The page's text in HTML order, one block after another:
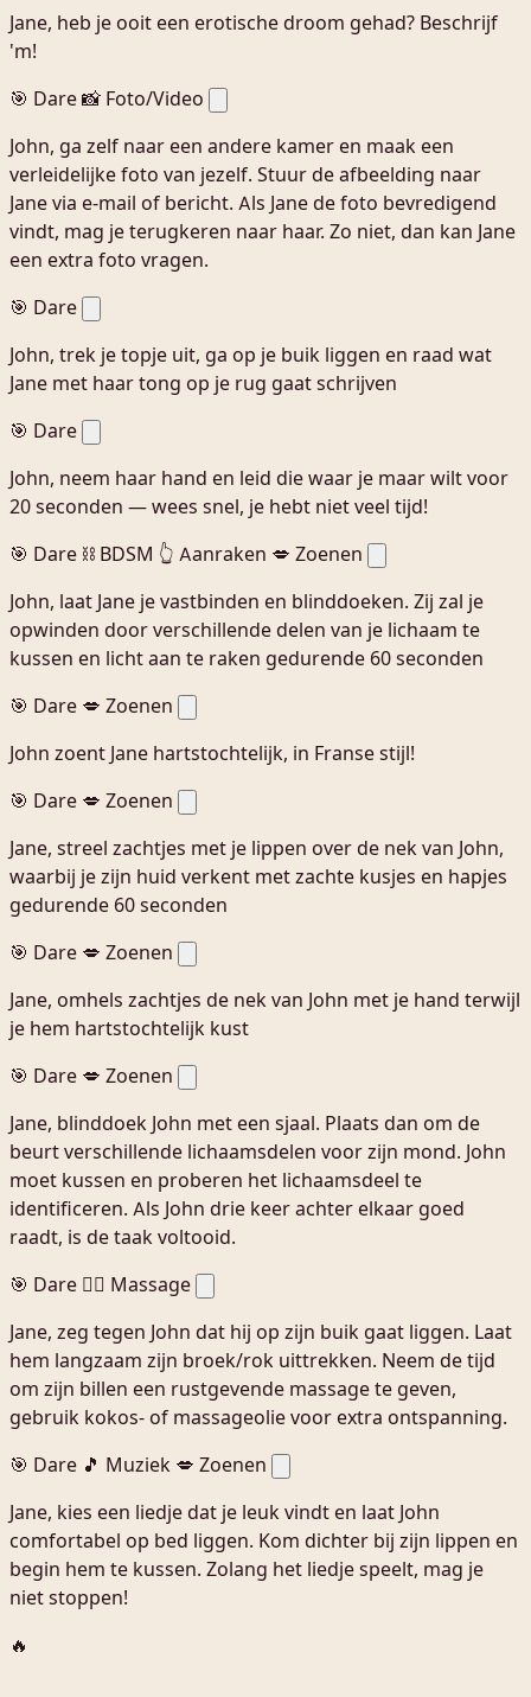
Jane, heb je ooit een erotische droom gehad? Beschrijf
'm!
🎯 Dare📸 Foto/Video
John, ga zelf naar een andere kamer en maak een
verleidelijke foto van jezelf. Stuur de afbeelding naar
Jane via e-mail of bericht. Als Jane de foto bevredigend
vindt, mag je terugkeren naar haar. Zo niet, dan kan Jane
een extra foto vragen.
🎯 Dare
John, trek je topje uit, ga op je buik liggen en raad wat
Jane met haar tong op je rug gaat schrijven
🎯 Dare
John, neem haar hand en leid die waar je maar wilt voor
20 seconden — wees snel, je hebt niet veel tijd!
🎯 Dare ⛓️ BDSM 👆 Aanraken 💋 Zoenen
John, laat Jane je vastbinden en blinddoeken. Zij zal je
opwinden door verschillende delen van je lichaam te
kussen en licht aan te raken gedurende 60 seconden
🎯 Dare 💋 Zoenen
John zoent Jane hartstochtelijk, in Franse stijl!
🎯 Dare 💋 Zoenen
Jane, streel zachtjes met je lippen over de nek van John,
waarbij je zijn huid verkent met zachte kusjes en hapjes
gedurende 60 seconden
🎯 Dare 💋 Zoenen
Jane, omhels zachtjes de nek van John met je hand terwijl
je hem hartstochtelijk kust
🎯 Dare 💋 Zoenen
Jane, blinddoek John met een sjaal. Plaats dan om de
beurt verschillende lichaamsdelen voor zijn mond. John
moet kussen en proberen het lichaamsdeel te
identificeren. Als John drie keer achter elkaar goed
raadt, is de taak voltooid.
🎯 Dare 💆‍♀️ Massage
Jane, zeg tegen John dat hij op zijn buik gaat liggen. Laat
hem langzaam zijn broek/rok uittrekken. Neem de tijd
om zijn billen een rustgevende massage te geven,
gebruik kokos- of massageolie voor extra ontspanning.
🎯 Dare 🎵 Muziek 💋 Zoenen
Jane, kies een liedje dat je leuk vindt en laat John
comfortabel op bed liggen. Kom dichter bij zijn lippen en
begin hem te kussen. Zolang het liedje speelt, mag je
niet stoppen!
🔥